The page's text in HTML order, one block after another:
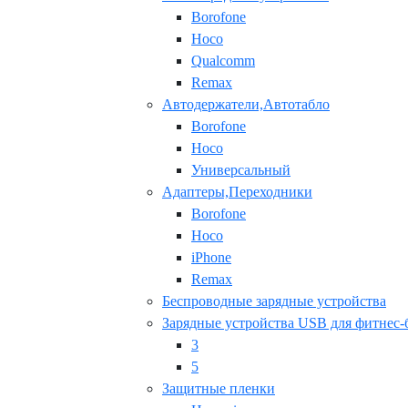
Borofone
Hoco
Qualcomm
Remax
Автодержатели,Автотабло
Borofone
Hoco
Универсальный
Адаптеры,Переходники
Borofone
Hoco
iPhone
Remax
Беспроводные зарядные устройства
Зарядные устройства USB для фитнес-
3
5
Защитные пленки